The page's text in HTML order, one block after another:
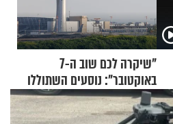
"שיקרה לכם שוב ה-7
באוקטובר": נוסעים השתוללו
בטיסה לפרנקפורט ונעצרו
לאחר שתקפו שוטרים